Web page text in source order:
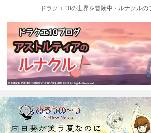
ドラクエ10の世界を冒険中・ルナクルの